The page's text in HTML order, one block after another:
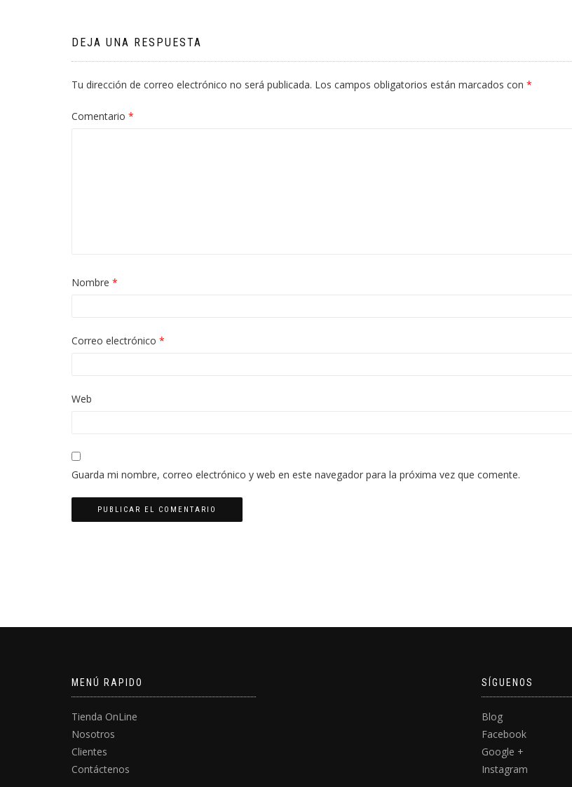
entradas
DEJA UNA RESPUESTA
Tu dirección de correo electrónico no será publicada. Los campos obligatorios están marcados con *
Comentario *
Nombre *
Correo electrónico *
Web
Guarda mi nombre, correo electrónico y web en este navegador para la próxima vez que comente.
MENÚ RAPIDO
Tienda OnLine
Nosotros
Clientes
Contáctenos
SÍGUENOS
Blog
Facebook
Google +
Instagram